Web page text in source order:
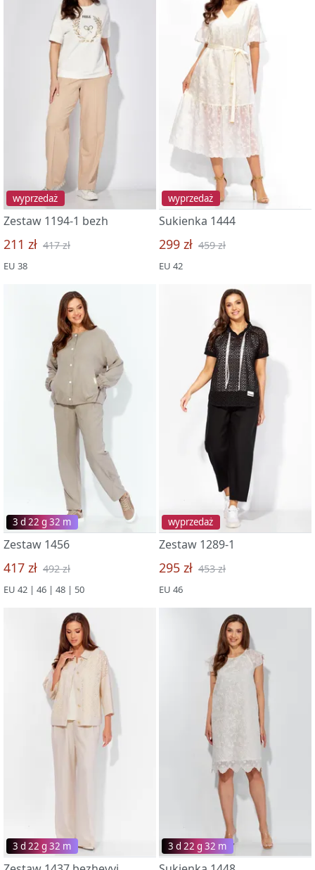
wyprzedaż
Zestaw 1194-1 bezh
211 zł 417 zł
EU 38
wyprzedaż
Sukienka 1444
299 zł 459 zł
EU 42
3 d 22 g 32 m
Zestaw 1456
417 zł 492 zł
EU 42 | 46 | 48 | 50
wyprzedaż
Zestaw 1289-1
295 zł 453 zł
EU 46
3 d 22 g 32 m 3 d 22 g 32 m